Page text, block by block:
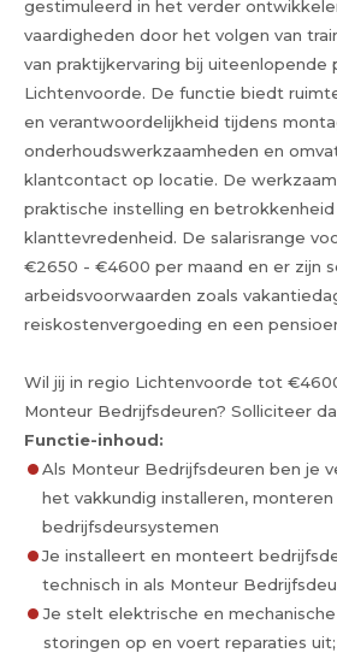
gestimuleerd in het verder
vaardigheden door het volgen van
van praktijkervaring bij uiteenlopende
Lichtenvoorde. De functie biedt
en verantwoordelijkheid tijdens
onderhoudswerkzaamheden en
klantcontact op locatie. De
praktische instelling en
klanttevredenheid. De salarisrange
€2650 - €4600 per maand en er zijn
arbeidsvoorwaarden zoals
reiskostenvergoeding en een
Wil jij in regio Lichtenvoorde tot
Monteur Bedrijfsdeuren? Solliciteer
Functie-inhoud:
Als Monteur Bedrijfsdeuren ben je
het vakkundig installeren, monteren
bedrijfsdeursystemen
Je installeert en monteert
technisch in als Monteur
Je stelt elektrische en
storingen op en voert reparaties uit;